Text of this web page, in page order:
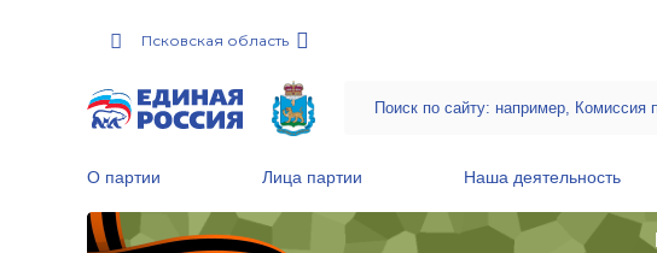
Псковская область
О партии Лица партии Наша деятельность